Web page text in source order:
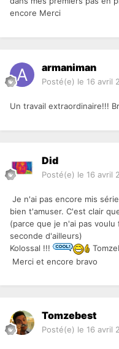
encore Merci
armaniman
Posté(e) le 16 avril
Un travail extraordinaire!!!
Did
Posté(e) le 16 avril
Je n'ai pas encore mis
bien t'amuser. C'est clair
(parce que je n'ai pas
seconde d'ailleurs)
Kolossal !!!
Merci et encore bravo
Tomzebest
Posté(e) le 16 avril